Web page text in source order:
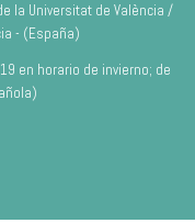
la Universitat de València /
- (España)
en horario de invierno; de